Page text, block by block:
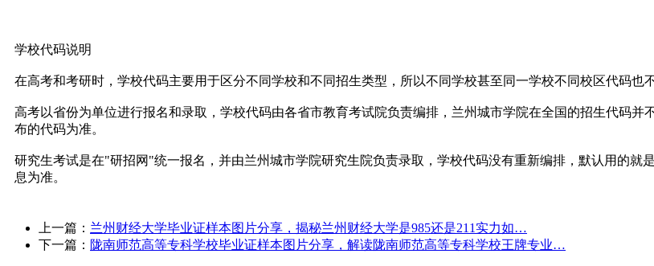
学校代码说明
在高考和考研时，学校代码主要用于区分不同学校和不同招生类型，所以不同学校甚至同一学校不同校区代码也不
高考以省份为单位进行报名和录取，学校代码由各省市教育考试院负责编排，兰州城市学院在全国的招生代码并
布的代码为准。
研究生考试是在"研招网"统一报名，并由兰州城市学院研究生院负责录取，学校代码没有重新编排，默认用的就
息为准。
上一篇： 兰州财经大学毕业证样本图片分享，揭秘兰州财经大学是985还是211实力如…
下一篇： 陇南师范高等专科学校毕业证样本图片分享，解读陇南师范高等专科学校王牌专业…